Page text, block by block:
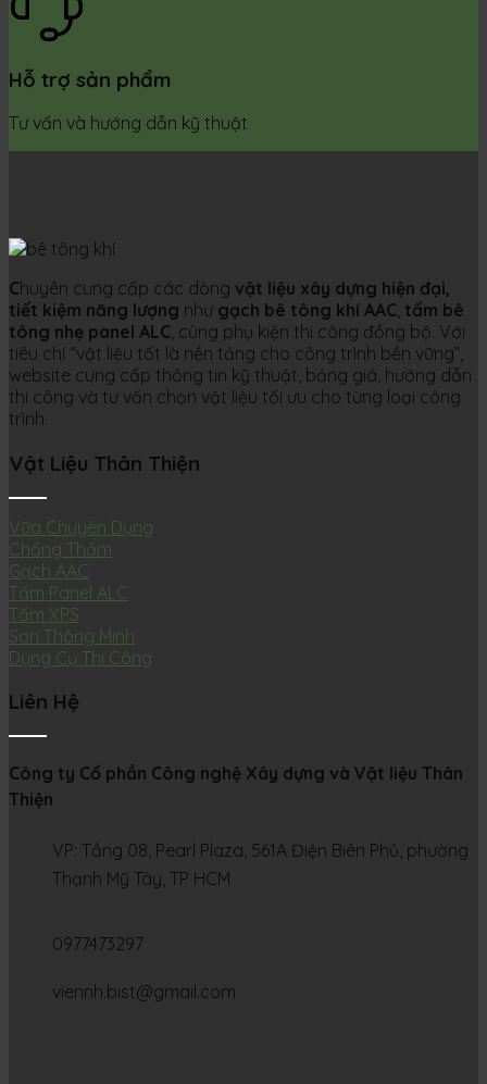
Hỗ trợ sản phẩm
Tư vấn và hướng dẫn kỹ thuật
Chuyên cung cấp các dòng vật liệu xây dựng hiện đại,
tiết kiệm năng lượng như gạch bê tông khí AAC, tấm bê
tông nhẹ panel ALC, cùng phụ kiện thi công đồng bộ. Với
tiêu chí “vật liệu tốt là nền tảng cho công trình bền vững”,
website cung cấp thông tin kỹ thuật, bảng giá, hướng dẫn
thi công và tư vấn chọn vật liệu tối ưu cho từng loại công
trình.
Vật Liệu Thân Thiện
Vữa Chuyên Dụng
Chống Thấm
Gạch AAC
Tấm Panel ALC
Tấm XPS
Sơn Thông Minh
Dụng Cụ Thi Công
Liên Hệ
Công ty Cổ phần Công nghệ Xây dựng và Vật liệu Thân
Thiện
VP: Tầng 08, Pearl Plaza, 561A Điện Biên Phủ, phường
Thạnh Mỹ Tây, TP HCM
0977473297
viennh.bist@gmail.com